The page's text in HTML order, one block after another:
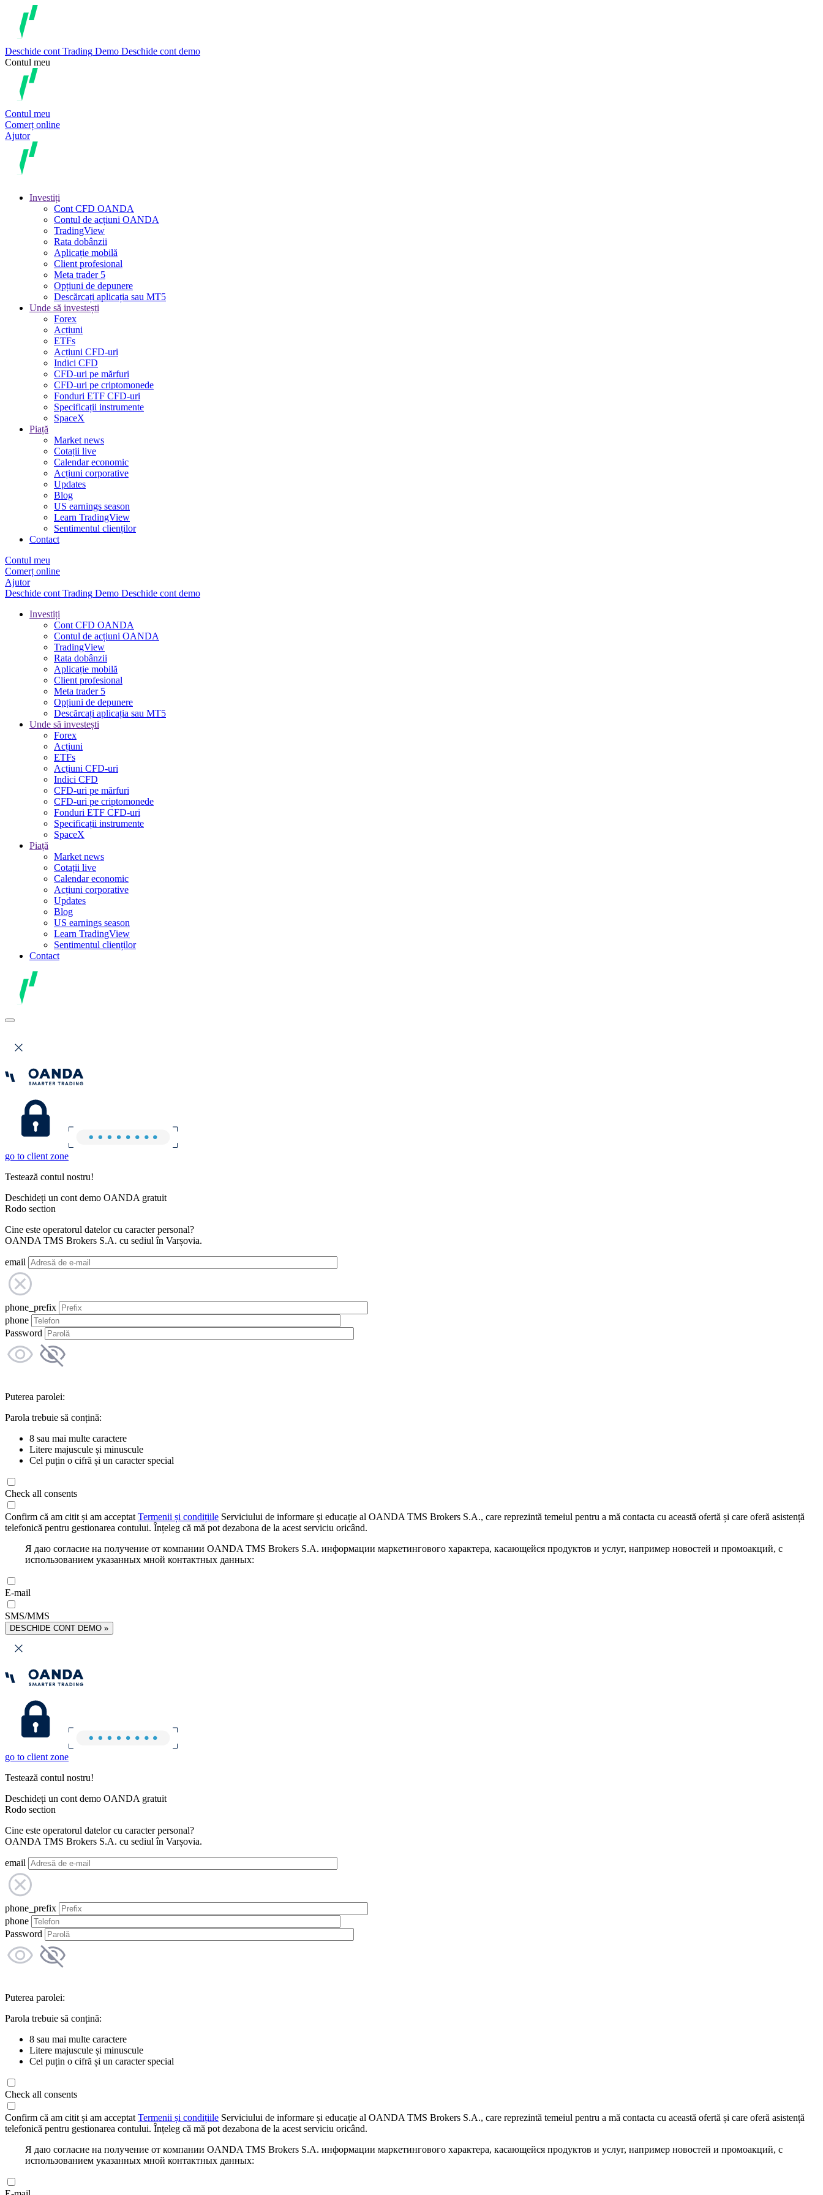
Deschide cont Trading Demo Deschide cont demo
Contul meu
Contul meu
Comerț online
Ajutor
Investiți
Cont CFD OANDA
Contul de acțiuni OANDA
TradingView
Rata dobânzii
Aplicație mobilă
Client profesional
Meta trader 5
Opțiuni de depunere
Descărcați aplicația sau MT5
Unde să investești
Forex
Acțiuni
ETFs
Acțiuni CFD-uri
Indici CFD
CFD-uri pe mărfuri
CFD-uri pe criptomonede
Fonduri ETF CFD-uri
Specificații instrumente
SpaceX
Piață
Market news
Cotații live
Calendar economic
Acțiuni corporative
Updates
Blog
US earnings season
Learn TradingView
Sentimentul clienților
Contact
Contul meu
Comerț online
Ajutor
Deschide cont Trading Demo Deschide cont demo
Investiți
Cont CFD OANDA
Contul de acțiuni OANDA
TradingView
Rata dobânzii
Aplicație mobilă
Client profesional
Meta trader 5
Opțiuni de depunere
Descărcați aplicația sau MT5
Unde să investești
Forex
Acțiuni
ETFs
Acțiuni CFD-uri
Indici CFD
CFD-uri pe mărfuri
CFD-uri pe criptomonede
Fonduri ETF CFD-uri
Specificații instrumente
SpaceX
Piață
Market news
Cotații live
Calendar economic
Acțiuni corporative
Updates
Blog
US earnings season
Learn TradingView
Sentimentul clienților
Contact
go to client zone
Testează contul nostru!
Deschideți un cont demo OANDA gratuit
Rodo section
Cine este operatorul datelor cu caracter personal?
OANDA TMS Brokers S.A. cu sediul în Varșovia.
email
phone_prefix
phone
Password
Puterea parolei:
Parola trebuie să conțină:
8 sau mai multe caractere
Litere majuscule și minuscule
Cel puțin o cifră și un caracter special
Check all consents
Confirm că am citit și am acceptat Termenii și condițiile Serviciului de informare și educație al OANDA TMS Brokers S.A., care reprezintă temeiul pentru a mă contacta cu această ofertă și care oferă asistență
telefonică pentru gestionarea contului. Înțeleg că mă pot dezabona de la acest serviciu oricând.
Я даю согласие на получение от компании OANDA TMS Brokers S.A. информации маркетингового характера, касающейся продуктов и услуг, например новостей и промоакций, с
использованием указанных мной контактных данных:
E-mail
SMS/MMS
DESCHIDE CONT DEMO »
go to client zone
Testează contul nostru!
Deschideți un cont demo OANDA gratuit
Rodo section
Cine este operatorul datelor cu caracter personal?
OANDA TMS Brokers S.A. cu sediul în Varșovia.
email
phone_prefix
phone
Password
Puterea parolei:
Parola trebuie să conțină:
8 sau mai multe caractere
Litere majuscule și minuscule
Cel puțin o cifră și un caracter special
Check all consents
Confirm că am citit și am acceptat Termenii și condițiile Serviciului de informare și educație al OANDA TMS Brokers S.A., care reprezintă temeiul pentru a mă contacta cu această ofertă și care oferă asistență
telefonică pentru gestionarea contului. Înțeleg că mă pot dezabona de la acest serviciu oricând.
Я даю согласие на получение от компании OANDA TMS Brokers S.A. информации маркетингового характера, касающейся продуктов и услуг, например новостей и промоакций, с
использованием указанных мной контактных данных: